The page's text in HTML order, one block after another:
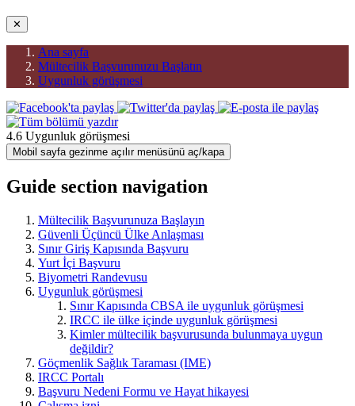
✕
Ana sayfa
Mültecilik Başvurunuzu Başlatın
Uygunluk görüşmesi
4.6 Uygunluk görüşmesi
Mobil sayfa gezinme açılır menüsünü aç/kapa
Guide section navigation
Mültecilik Başvurunuza Başlayın
Güvenli Üçüncü Ülke Anlaşması
Sınır Giriş Kapısında Başvuru
Yurt İçi Başvuru
Biyometri Randevusu
Uygunluk görüşmesi
Sınır Kapısında CBSA ile uygunluk görüşmesi
IRCC ile ülke içinde uygunluk görüşmesi
Kimler mültecilik başvurusunda bulunmaya uygun
değildir?
Göçmenlik Sağlık Taraması (IME)
IRCC Portalı
Başvuru Nedeni Formu ve Hayat hikayesi